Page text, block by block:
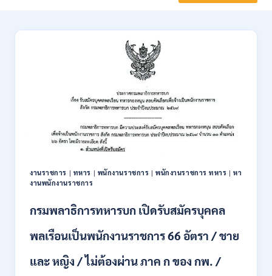
งานราชการ | ทหาร | พนักงานราชการ |พนักงานราชการ ทหาร |หา
งานพนักงานราชการ
กรมพลาธิการทหารบก เปิดรับสมัครบุคคล
พลเรือนเป็นพนักงานราชการ 66 อัตรา / ชาย
และ หญิง / ไม่ต้องผ่าน ภาค ก ของ กพ. /